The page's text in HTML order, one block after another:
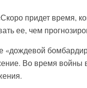
придет время,
ее, чем
Во время войны